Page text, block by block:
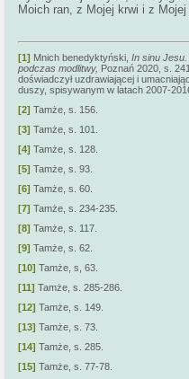
Moich ran, z Mojej krwi i z Mojej
[1] Mnich benedyktyński, In sinu Jesu.
podczas modlitwy, Poznań 2020, s.
doświadczył uzdrawiającej i
duszy, spisywanym w latach 2007-
[2] Tamże, s. 156.
[3] Tamże, s. 101.
[4] Tamże, s. 128.
[5] Tamże, s. 93.
[6] Tamże, s. 60.
[7] Tamże, s. 234-235.
[8] Tamże, s. 117.
[9] Tamże, s. 62.
[10] Tamże, s, 63.
[11] Tamże, s. 285-286.
[12] Tamże, s. 149.
[13] Tamże, s. 73.
[14] Tamże, s. 285.
[15] Tamże, s. 77-78.